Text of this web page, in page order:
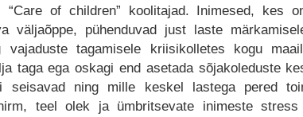
“Care of children” koolitajad. Inimesed, kes
väljaõppe, pühenduvad just laste
vajaduste tagamisele kriisikolletes kogu
taga ega oskagi end asetada sõjakoleduste
seisavad ning mille keskel lastega pered
teel olek ja ümbritsevate inimeste stress